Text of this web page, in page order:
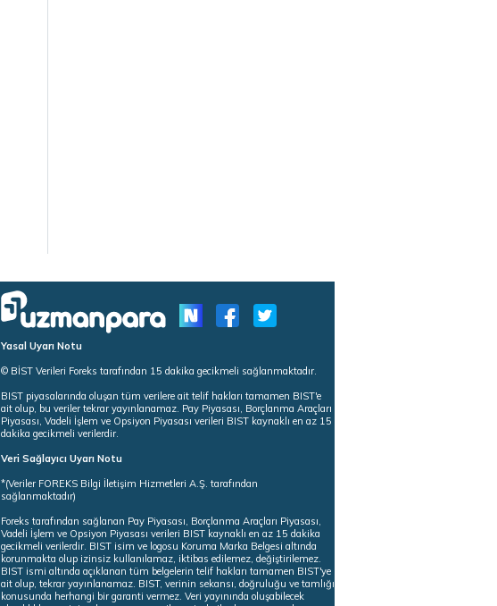
Yasal Uyarı Notu
© BİST Verileri Foreks tarafından 15 dakika gecikmeli sağlanmaktadır.
BIST piyasalarında oluşan tüm verilere ait telif hakları tamamen BIST'e
ait olup, bu veriler tekrar yayınlanamaz. Pay Piyasası, Borçlanma Araçları
Piyasası, Vadeli İşlem ve Opsiyon Piyasası verileri BIST kaynaklı en az 15
dakika gecikmeli verilerdir.
Veri Sağlayıcı Uyarı Notu
*(Veriler FOREKS Bilgi İletişim Hizmetleri A.Ş. tarafından
sağlanmaktadır)
Foreks tarafından sağlanan Pay Piyasası, Borçlanma Araçları Piyasası,
Vadeli İşlem ve Opsiyon Piyasası verileri BIST kaynaklı en az 15 dakika
gecikmeli verilerdir. BIST isim ve logosu Koruma Marka Belgesi altında
korunmakta olup izinsiz kullanılamaz, iktibas edilemez, değiştirilemez.
BIST ismi altında açıklanan tüm belgelerin telif hakları tamamen BIST'ye
ait olup, tekrar yayınlanamaz. BIST, verinin sekansı, doğruluğu ve tamlığı
konusunda herhangi bir garanti vermez. Veri yayınında oluşabilecek